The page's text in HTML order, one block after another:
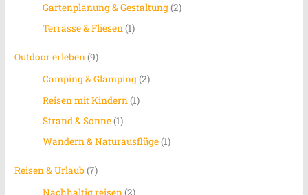
Gartenplanung & Gestaltung(2)
Terrasse & Fliesen(1)
Outdoor erleben(9)
Camping & Glamping(2)
Reisen mit Kindern (1)
Strand & Sonne(1)
Wandern & Naturausflüge(1)
Reisen & Urlaub(7)